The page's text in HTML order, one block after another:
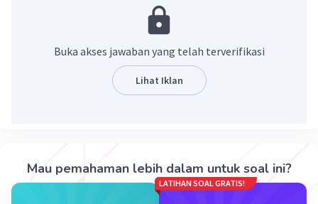
Sentrifugasi adalah proses pemisahan partikel
berdasarkan perbedaan kerapatan mereka
menggunakan gaya sentrifugal. Dalam konteks
ini, sentrifugasi dapat digunakan untuk
memisahkan sel-sel darah (eritrosit, leukosit,
dan trombosit) dari plasma darah. Sel-sel darah
Beri Rating·0.0(0) Balas
Buka akses jawaban yang telah terverifikasi
Lihat Iklan
Mau pemahaman lebih dalam untuk soal ini?
LATIHAN SOAL GRATIS!